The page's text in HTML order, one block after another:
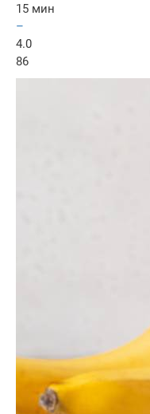
15 мин
–
4.0
86